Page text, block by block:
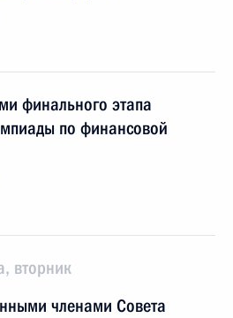
финального этапа
по финансовой
вторник
членами Совета